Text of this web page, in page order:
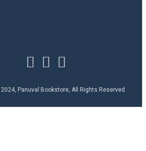
Panuval Bookstore, All Rights Reserved